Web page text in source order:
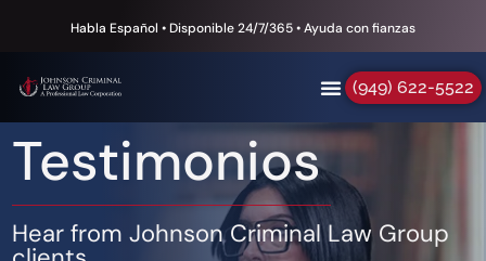
Habla Español • Disponible 24/7/365 • Ayuda con fianzas
(949) 622-5522
Testimonios
Hear from Johnson Criminal Law Group